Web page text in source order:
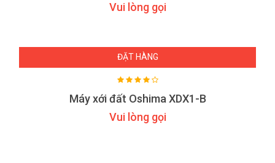
Vui lòng gọi
ĐẶT HÀNG
Máy xới đất Oshima XDX1-B
Vui lòng gọi